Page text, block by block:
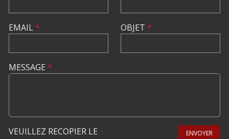
EMAIL* OBJET *
MESSAGE *
VEUILLEZ RECOPIER LE
ENVOYER